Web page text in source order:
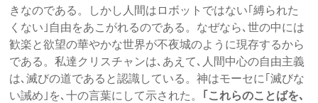
きなのである。しかし人間はロボットではない｢縛られた
くない｣自由をあこがれるのである。なぜなら､世の中には
歓楽と欲望の華やかな世界が不夜城のように現存するから
である。私達クリスチャンは､あえて､人間中心の自由主義
は､滅びの道であると認識している。神はモーセに｢滅びな
い誡め｣を､十の言葉にして示された。 ｢これらのことばを､